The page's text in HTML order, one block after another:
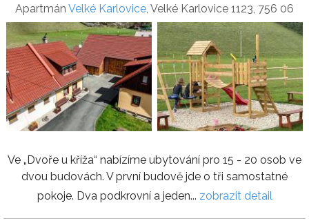
Apartmán Velké Karlovice, Velké Karlovice 1123, 756 06
Ve „Dvoře u kříža“ nabízíme ubytování pro 15 - 20 osob ve
dvou budovách. V první budově jde o tři samostatné
pokoje. ​Dva podkrovní a jeden... zobrazit detail